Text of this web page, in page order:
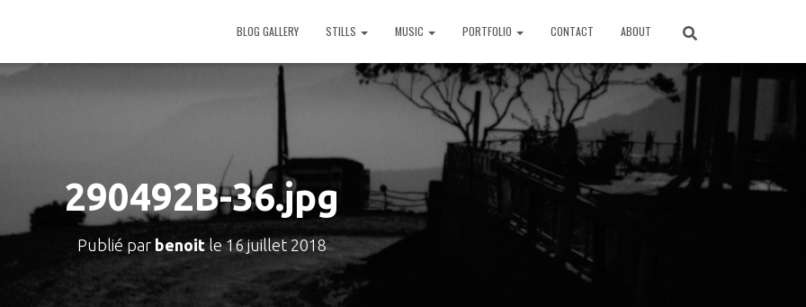
BLOG GALLERY STILLS MUSIC PORTFOLIO CONTACT ABOUT
290492B-36.jpg
Publié par benoitle16 juillet 2018